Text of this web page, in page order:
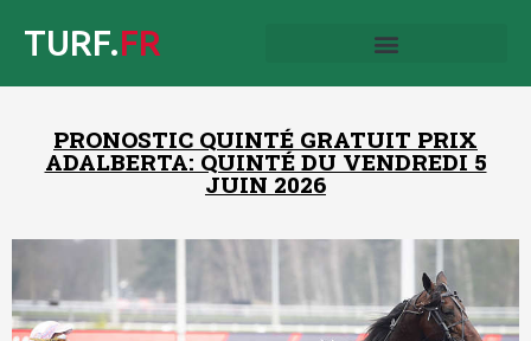
TURF.FR
PRONOSTIC QUINTÉ GRATUIT PRIX
ADALBERTA: QUINTÉ DU VENDREDI 5
JUIN 2026